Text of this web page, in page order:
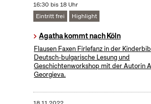
16:30 bis 18 Uhr
Eintritt frei
Highlight
Agatha kommt nach Köln
Flausen Faxen Firlefanz in der
Deutsch-bulgarische Lesung und
Geschichtenworkshop mit der Autorin
Georgieva.